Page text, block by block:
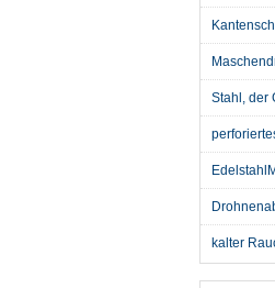
Stahl, der
kalter